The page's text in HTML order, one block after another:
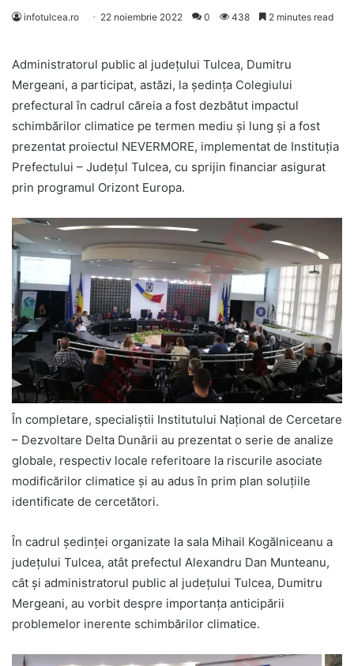
infotulcea.ro 22 noiembrie 2022 0 438 2 minutes read
Administratorul public al județului Tulcea, Dumitru
Mergeani, a participat, astăzi, la ședința Colegiului
prefectural în cadrul căreia a fost dezbătut impactul
schimbărilor climatice pe termen mediu și lung și a fost
prezentat proiectul NEVERMORE, implementat de Instituția
Prefectului – Județul Tulcea, cu sprijin financiar asigurat
prin programul Orizont Europa.
În completare, specialiștii Institutului Național de Cercetare
– Dezvoltare Delta Dunării au prezentat o serie de analize
globale, respectiv locale referitoare la riscurile asociate
modificărilor climatice și au adus în prim plan soluțiile
identificate de cercetători.
În cadrul ședinței organizate la sala Mihail Kogălniceanu a
județului Tulcea, atât prefectul Alexandru Dan Munteanu,
cât și administratorul public al județului Tulcea, Dumitru
Mergeani, au vorbit despre importanța anticipării
problemelor inerente schimbărilor climatice.